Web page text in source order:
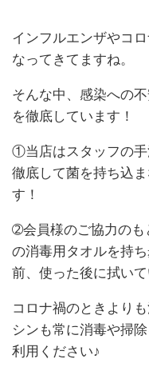
インフルエンザやコ
なってきてますね。
そんな中、感染への
を徹底しています！
①当店はスタッフの
徹底して菌を持ち込
す！
➁会員様のご協力のも
の消毒用タオルを持
前、使った後に拭いて
コロナ禍のときより
シンも常に消毒や掃
利用ください♪